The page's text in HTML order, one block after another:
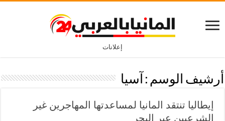
إعلانات
أرشيف الوسم : آسيا
إيطاليا تنتقد المانيا لمساعدتها المهاجرين غير
الشرعيين عبر البحر